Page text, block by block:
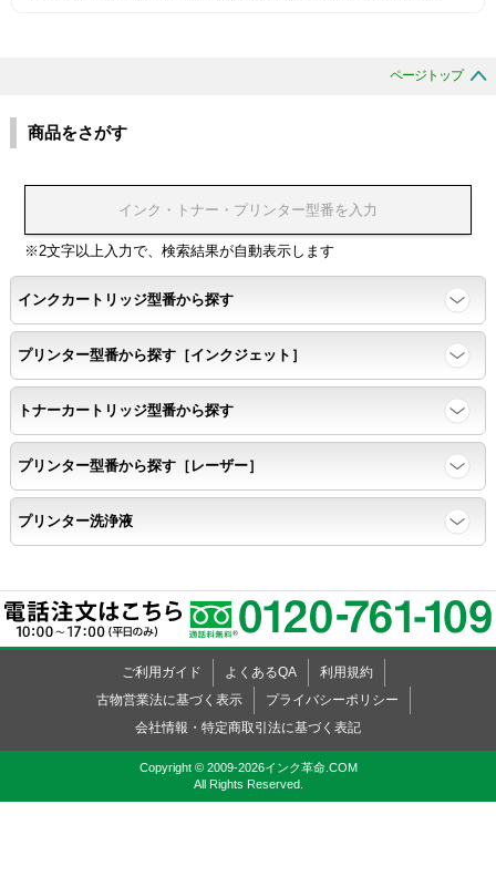
色同士のにじみがないこと。
浸透性
浸透性テスト用のサンプルを印刷する。
任意の色を背景として使用し、
背景と違う色で8号サイズのArialフォントで
鮮明に印刷できること。
速乾性
互換性テストサンプルを5ページ連続印刷する。
飛び散り
標準カラーサンプル /
互換性テストサンプルを印刷する。
印刷の仕上がりが精細で均一であり、
インクの飛び散りもない。
ページトップ
商品をさがす
※2文字以上入力で、検索結果が自動表示します
インクカートリッジ型番から探す
プリンター型番から探す［インクジェット］
トナーカートリッジ型番から探す
プリンター型番から探す［レーザー］
プリンター洗浄液
ご利用ガイド よくあるQA
利用規約
古物営業法に基づく表示
プライバシーポリシー
会社情報・特定商取引法に基づく表記
Copyright © 2009-2026インク革命.COM
All Rights Reserved.